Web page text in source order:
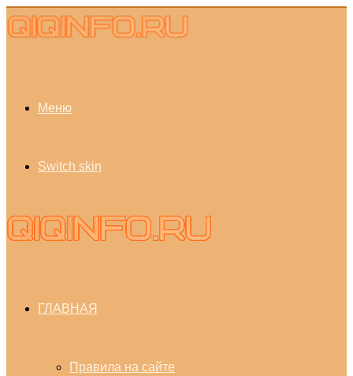
Меню
Switch skin
ГЛАВНАЯ
Правила на сайте